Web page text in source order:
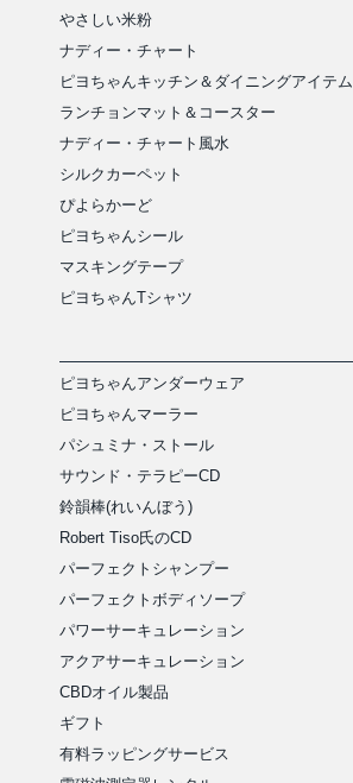
やさしい米粉
ナディー・チャート
ピヨちゃんキッチン＆ダイニングアイテム
ランチョンマット＆コースター
ナディー・チャート風水
シルクカーペット
ぴよらかーど
ピヨちゃんシール
マスキングテープ
ピヨちゃんTシャツ
ピヨちゃんアンダーウェア
ピヨちゃんマーラー
パシュミナ・ストール
サウンド・テラピーCD
鈴韻棒(れいんぼう)
Robert Tiso氏のCD
パーフェクトシャンプー
パーフェクトボディソープ
パワーサーキュレーション
アクアサーキュレーション
CBDオイル製品
ギフト
有料ラッピングサービス